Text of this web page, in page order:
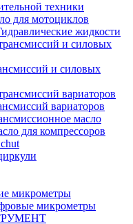
техники
для мотоциклов
жидкости
и силовых
вариаторов
масло
для компрессоров
микрометры
микрометры